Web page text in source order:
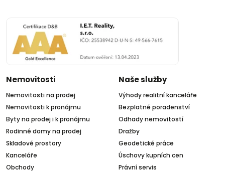
Nemovitosti
Nemovitosti na prodej
Nemovitosti k pronájmu
Byty na prodej i k pronájmu
Rodinné domy na prodej
Skladové prostory
Kanceláře
Obchody
Naše služby
Výhody realitní kanceláře
Bezplatné poradenství
Odhady nemovitostí
Dražby
Geodetické práce
Úschovy kupních cen
Právní servis